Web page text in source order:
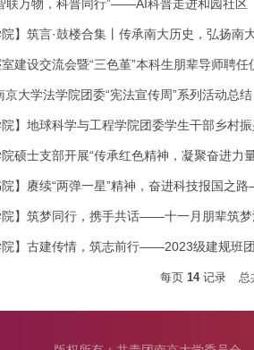
联万物，科普同行”——AI科普走进和园社区
院】筑言·鼓楼合集丨传承南大历史，弘扬南
室建设交流会暨“三色堇”本科生朋辈导师聘任
京大学法学院团委“宪法宣传周”系列活动总结
院】地球科学与工程学院团委学生干部乡村
院硕士支部开展“传承红色精神，凝聚奋进力
院】赓续“两弹一星”精神，奋进科技报国
院】筑梦同行，携手共话——十一月朋辈筑
院】古建传情，筑志前行——2023级建规班
每页 14记录 总